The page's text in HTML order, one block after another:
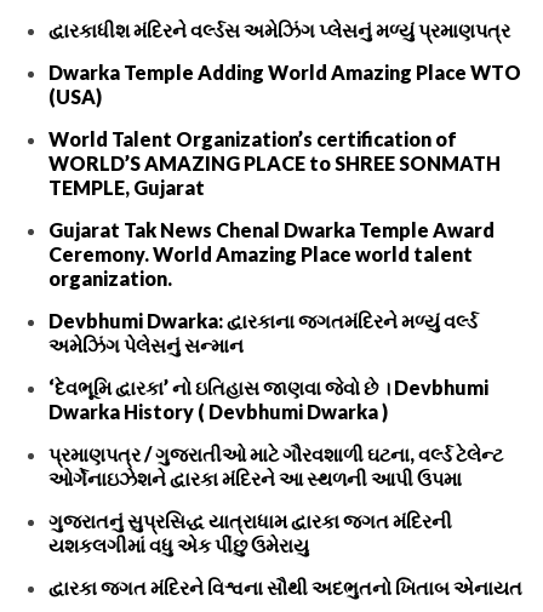
દ્વારકાધીશ મંદિરને વર્લ્ડસ અમેઝિંગ પ્લેસનું મળ્યું પ્રમાણપત્ર
Dwarka Temple Adding World Amazing Place WTO
(USA)
World Talent Organization’s certification of
WORLD’S AMAZING PLACE to SHREE SONMATH
TEMPLE, Gujarat
Gujarat Tak News Chenal Dwarka Temple Award
Ceremony. World Amazing Place world talent
organization.
Devbhumi Dwarka: દ્વારકાના જગતમંદિરને મળ્યું વર્લ્ડ
અમેઝિંગ પેલેસનું સન્માન
‘દેવભૂમિ દ્વારકા’ નો ઇતિહાસ જાણવા જેવો છે । Devbhumi
Dwarka History ( Devbhumi Dwarka )
પ્રમાણપત્ર / ગુજરાતીઓ માટે ગૌરવશાળી ઘટના, વર્લ્ડ ટેલેન્ટ
ઓર્ગેનાઇઝેશને દ્વારકા મંદિરને આ સ્થળની આપી ઉપમા
ગુજરાતનું સુપ્રસિદ્ધ યાત્રાધામ દ્વારકા જગત મંદિરની
યશકલગીમાં વધુ એક પીંછુ ઉમેરાયુ
દ્વારકા જગત મંદિરને વિશ્વના સૌથી અદભુતનો ખિતાબ એનાયત